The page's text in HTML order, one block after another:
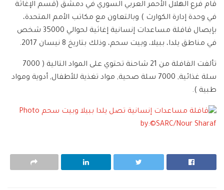
قام فرع الهلال الأحمر العربي السوري في دمشق (قسم الإغاثة
في وحدة إدارة الكوارث ) وبالتعاون مع مكاتب الأمم المتحدة،
بإيصال قافلة مساعدات إنسانية إغاثية لحوالي 35000 شخص
في مناطق يلدا، ببيلا، وبيت سحم، وذلك بتاريخ 8 نيسان 2017.
تألفت القافلة من 21 شاحنة تحتوي على المواد التالية ( 7000
سلة غذائية, 7000 سلة صحية, مواد تغذية للأطفال, أدوية ومواد
طبية ).